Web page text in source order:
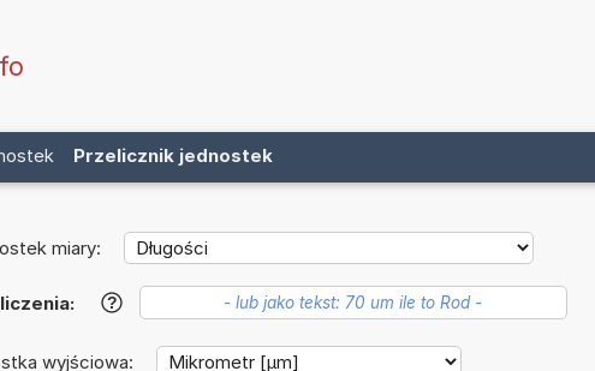
Przelicznik jednostek
miary:
?
wyjściowa: